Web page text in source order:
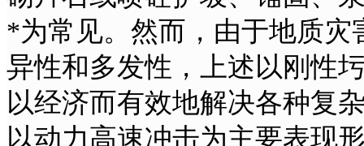
*为常见。然而，由于地质
异性和多发性，上述以刚性
以经济而有效地解决各种复
以动力高速冲击为主要表现